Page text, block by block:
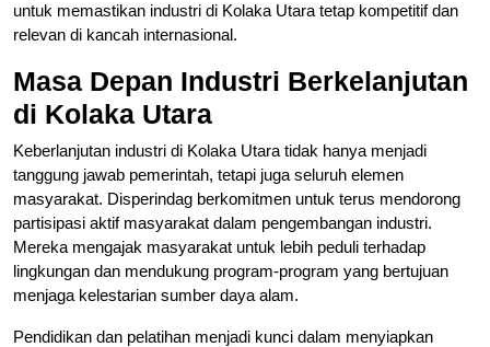
untuk memastikan industri di Kolaka Utara tetap kompetitif dan
relevan di kancah internasional.
Masa Depan Industri Berkelanjutan
di Kolaka Utara
Keberlanjutan industri di Kolaka Utara tidak hanya menjadi
tanggung jawab pemerintah, tetapi juga seluruh elemen
masyarakat. Disperindag berkomitmen untuk terus mendorong
partisipasi aktif masyarakat dalam pengembangan industri.
Mereka mengajak masyarakat untuk lebih peduli terhadap
lingkungan dan mendukung program-program yang bertujuan
menjaga kelestarian sumber daya alam.
Pendidikan dan pelatihan menjadi kunci dalam menyiapkan